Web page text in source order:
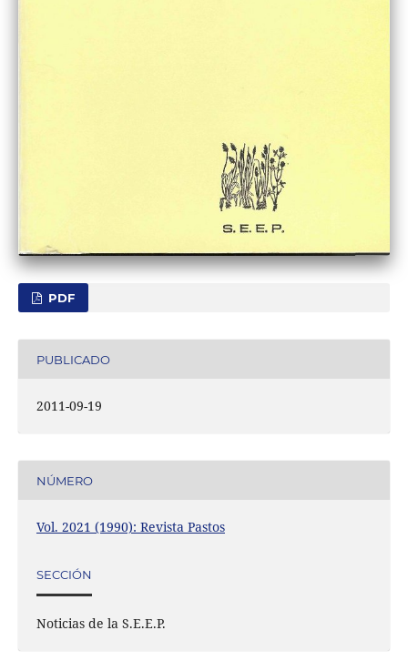
PDF
PUBLICADO
2011-09-19
NÚMERO
Vol. 2021 (1990): Revista Pastos
SECCIÓN
Noticias de la S.E.E.P.